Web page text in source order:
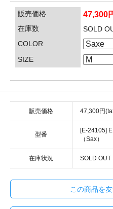
販売価格 47,300
在庫数
SOLD
COLOR
SIZE
販売価格 47,300円
型番
[E-24105]
（Sax）
在庫状況 SOLD OUT
この商品を